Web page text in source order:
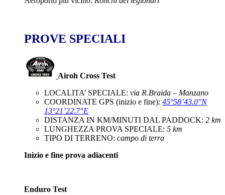
PROVE SPECIALI
Airoh Cross Test
LOCALITA’ SPECIALE: via R.Braida – Manzano
COORDINATE GPS (inizio e fine): 45°58’43.0″N
13°21’22.7″E
DISTANZA IN KM/MINUTI DAL PADDOCK: 2 km
LUNGHEZZA PROVA SPECIALE: 5 km
TIPO DI TERRENO: campo di terra
Inizio e fine prova adiacenti
Enduro Test